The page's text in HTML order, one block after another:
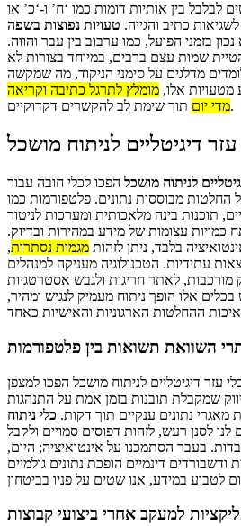
לבלבל בין אותיות דומות כמו ‘ח’ ו-‘כ’ או
כתיב והגייה. טעויות נפוצות בשפה
בזמני הפועל, כמו ערבוב בין עבר והווה.
שמות עצם ברבים, במיוחד בצורות לא
מדלגים על סימני הניקוד, מה שמקשה
מטעויות אלו, מומלץ לתרגל כתיבה וקריאה
מדי יוםתוך שימת לב להקשרים דקדוקיים.
עזר דיגיטליים לניתוח מושכל
לניתוח מושכל הפכו לכלי חובה עבור
מבוססות נתונים. פלטפורמות כמו
תוכנות בינה מלאכותית ומערכות לניטור
עצומות של מידע במהירות ובדיוק.
בלבד, ניתן לזהות מגמות נסתרות,
עתידיות. הטכנולוגיה מעניקה למנהלים
מורכבות, לאתר חריגות ולגבש אסטרטגיות
אלו הופך ניתוח מעמיק לנגיש ומהיר,
השוואת תשואות בין פלטפורמות
עזר דיגיטליים לניתוח מושכל הפכו למצפן
שמקבלת תובנות בזמן אמת על התנהגות
מאגרי נתונים ענקיים תוך דקות. כלי ניתוח
לסנן רעש, לזהות דפוסים סמויים ולקבל
בעבר הסתמכנו על אינטואיציה; היום,
ודשבורדים דינמיים הופכת נתונים גולמיים
למעקב אחרי ביצועי קבוצות